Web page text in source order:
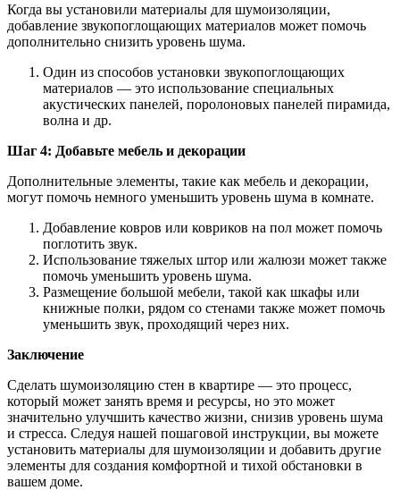
Когда вы установили материалы для шумоизоляции,
добавление звукопоглощающих материалов может помочь
дополнительно снизить уровень шума.
Один из способов установки звукопоглощающих
материалов — это использование специальных
акустических панелей, поролоновых панелей пирамида,
волна и др.
Шаг 4: Добавьте мебель и декорации
Дополнительные элементы, такие как мебель и декорации,
могут помочь немного уменьшить уровень шума в комнате.
Добавление ковров или ковриков на пол может помочь
поглотить звук.
Использование тяжелых штор или жалюзи может также
помочь уменьшить уровень шума.
Размещение большой мебели, такой как шкафы или
книжные полки, рядом со стенами также может помочь
уменьшить звук, проходящий через них.
Заключение
Сделать шумоизоляцию стен в квартире — это процесс,
который может занять время и ресурсы, но это может
значительно улучшить качество жизни, снизив уровень шума
и стресса. Следуя нашей пошаговой инструкции, вы можете
установить материалы для шумоизоляции и добавить другие
элементы для создания комфортной и тихой обстановки в
вашем доме.